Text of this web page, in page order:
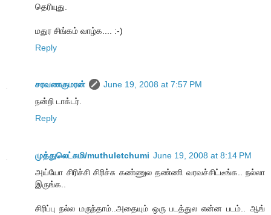
தெரியுது.
மதுர சிங்கம் வாழ்க.... :-)
Reply
சரவணகுமரன்
June 19, 2008 at 7:57 PM
நன்றி டாக்டர்.
Reply
முத்துலெட்சுமி/muthuletchumi June 19, 2008 at 8:14 PM
அய்யோ சிரிச்சி சிரிச்சு கண்ணுல தண்ணி வரவச்சிட்டீங்க.. நல்லா
இருங்க..
சிரிப்பு நல்ல மருந்தாம்..அதையும் ஒரு படத்துல என்ன படம்.. ஆங்